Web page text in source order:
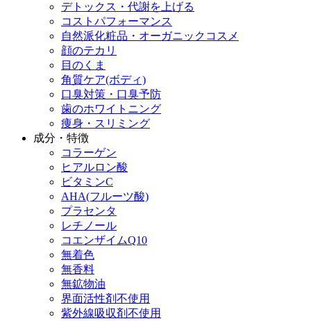
デトックス・代謝を上げる
コストパフォーマンス
自然派化粧品・オーガニックコスメ
顔のテカリ
目のくま
角質ケア(ボディ)
口臭対策・口臭予防
歯のホワイトニング
痩身・スリミング
成分・特徴
コラーゲン
ヒアルロン酸
ビタミンC
AHA(フルーツ酸)
プラセンタ
レチノール
コエンザイムQ10
無着色
無香料
無鉱物油
界面活性剤不使用
紫外線吸収剤不使用